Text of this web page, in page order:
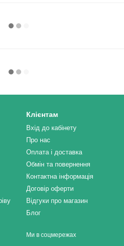
Клієнтам
Вхід до кабінету
Про нас
Оплата і доставка
Обмін та повернення
Контактна інформація
Договір оферти
Відгуки про магазин
Блог
Ми в соцмережах